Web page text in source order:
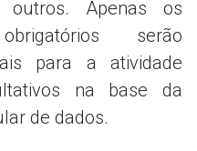
outros. Apenas os
serão
para a atividade
na base da
de dados.